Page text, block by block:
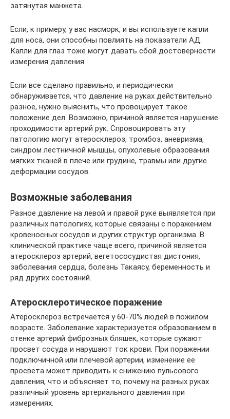
затянутая манжета.
Если, к примеру, у вас насморк, и вы используете капли
для носа, они способны повлиять на показатели АД.
Капли для глаз тоже могут давать сбой достоверности
измерения давления.
Если все сделано правильно, и периодически
обнаруживается, что давление на руках действительно
разное, нужно выяснить, что провоцирует такое
положение дел. Возможно, причиной является нарушение
проходимости артерий рук. Спровоцировать эту
патологию могут атеросклероз, тромбоз, аневризма,
синдром лестничной мышцы, опухолевые образования
мягких тканей в плече или грудине, травмы или другие
деформации сосудов.
Возможные заболевания
Разное давление на левой и правой руке выявляется при
различных патологиях, которые связаны с поражением
кровеносных сосудов и других структур организма. В
клинической практике чаще всего, причиной является
атеросклероз артерий, вегетососудистая дистония,
заболевания сердца, болезнь Такаясу, беременность и
ряд других состояний.
Атеросклеротическое поражение
Атеросклероз встречается у 60-70% людей в пожилом
возрасте. Заболевание характеризуется образованием в
стенке артерий фиброзных бляшек, которые сужают
просвет сосуда и нарушают ток крови. При поражении
подключичной или плечевой артерии, изменение ее
просвета может приводить к снижению пульсового
давления, что и объясняет то, почему на разных руках
различный уровень артериального давления при
измерениях.